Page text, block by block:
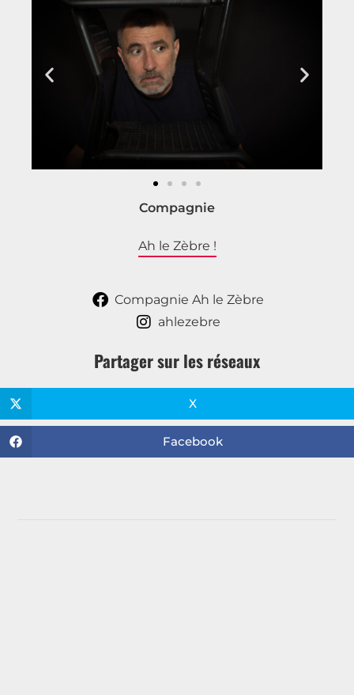
Compagnie
Ah le Zèbre !
Compagnie Ah le Zèbre
ahlezebre
Partager sur les réseaux
X
Facebook